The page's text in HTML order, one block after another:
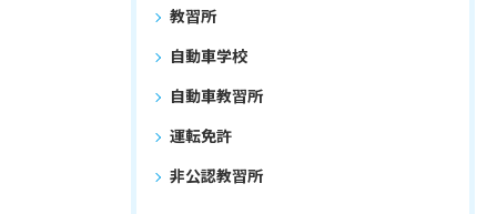
教習所
自動車学校
自動車教習所
運転免許
非公認教習所